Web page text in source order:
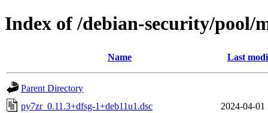
Index of /debian-security/pool/
Name Last
Parent Directory
py7zr_0.11.3+dfsg-1+deb11u1.dsc
2024-04-01